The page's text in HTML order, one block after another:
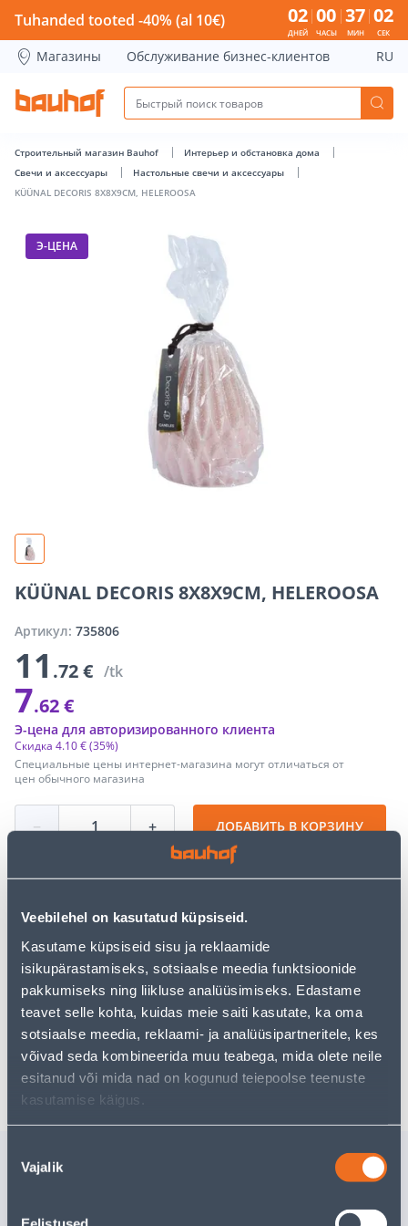
Veebilehel on kasutatud küpsiseid.
Kasutame küpsiseid sisu ja reklaamide
isikupärastamiseks, sotsiaalse meedia funktsioonide
pakkumiseks ning liikluse analüüsimiseks. Edastame
teavet selle kohta, kuidas meie saiti kasutate, ka oma
sotsiaalse meedia, reklaami- ja analüüsipartneritele, kes
võivad seda kombineerida muu teabega, mida olete neile
esitanud või mida nad on kogunud teiepoolse teenuste
kasutamise käigus.
valik
Vajalik
KÜÜNAL DECORIS 8X8X9CM, HELEROOSA - Bauhof has
Tuhanded tooted -40% (al 10€) 02
ДНЕЙ
00
ЧАСЫ
37
МИН
01
СЕК
Магазины Обслуживание бизнес-клиентов RU
Строительный магазин Bauhof
Интерьер и обстановка дома
Свечи и аксессуары
Настольные свечи и аксессуары
KÜÜNAL DECORIS 8X8X9CM, HELEROOSA
Э-ЦЕНА
KÜÜNAL DECORIS 8X8X9CM, HELEROOSA
Артикул: 735806
11 .72 € /tk
7.62 €
Специальные цены интернет-магазина могут отличаться от
цен обычного магазина
Скидка 4.10 €(35%)
Э-цена для авторизированного клиента
− + ДОБАВИТЬ В КОРЗИНУ
Посмотреть наличие
Предполагаемая доставка 3,69 € от 2-5 tööpäeva
Посылочный автомат от 2,29 € с 2-5 tööpäeva
Забрать в магазине, с 08.08.2026
Похожие продукты
WOK-
DIAM